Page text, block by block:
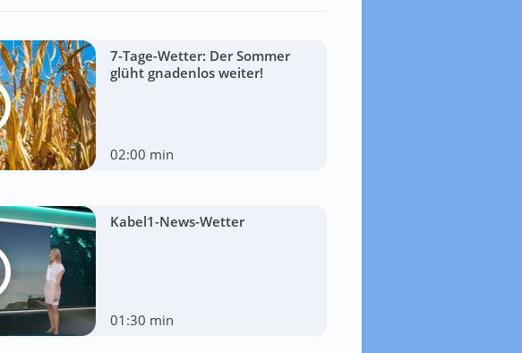
7-Tage-Wetter: Der Sommer
glüht gnadenlos weiter!
02:00 min
Kabel1-News-Wetter
01:30 min